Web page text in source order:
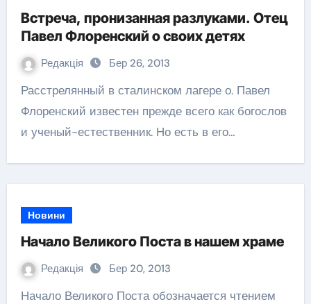
Встреча, пронизанная разлуками. Отец
Павел Флоренский о своих детях
Редакція Бер 26, 2013
Расстрелянный в сталинском лагере о. Павел
Флоренский известен прежде всего как богослов
и ученый-естественник. Но есть в его…
Новини
Начало Великого Поста в нашем храме
Редакція Бер 20, 2013
Начало Великого Поста обозначается чтением